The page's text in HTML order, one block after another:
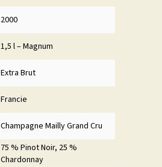
2000
1,5 l – Magnum
Extra Brut
Francie
Champagne Mailly Grand Cru
75 % Pinot Noir, 25 %
Chardonnay